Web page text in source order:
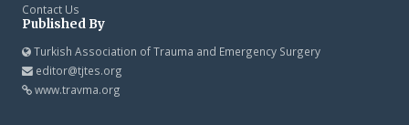
Contact Us
Published By
Turkish Association of Trauma and Emergency Surgery
editor@tjtes.org
www.travma.org